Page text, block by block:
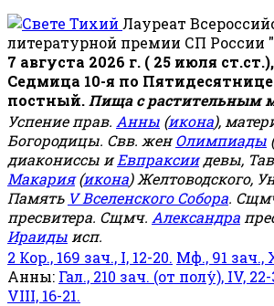
Лауреат
литературной премии СП России
7 августа 2026 г. ( 25 июля
Седмица 10-я по
постный. Пища с растительным
Успение прав. Анны (икона),
Богородицы. Свв. женОлимпиады (
диакониссы иЕвпраксиидевы,
Макария(икона) Желтоводского,
Память V Вселенского Собора.
пресвитера. Сщмч. Александра
Ираиды исп.
2 Кор., 169 зач., I, 12-20. Мф., 91 зач.,
Анны: Гал., 210 зач. (от полу́), IV, 22-
VIII, 16-21.